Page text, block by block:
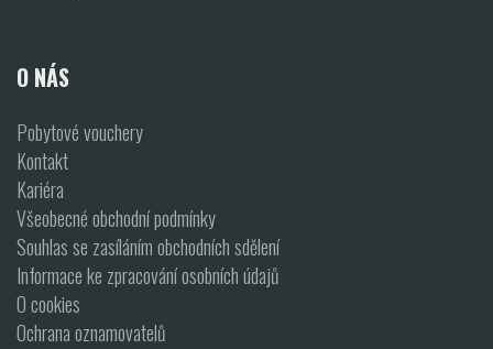
O NÁS
Pobytové vouchery
Kontakt
Kariéra
Všeobecné obchodní podmínky
Souhlas se zasíláním obchodních sdělení
Informace ke zpracování osobních údajů
O cookies
Ochrana oznamovatelů